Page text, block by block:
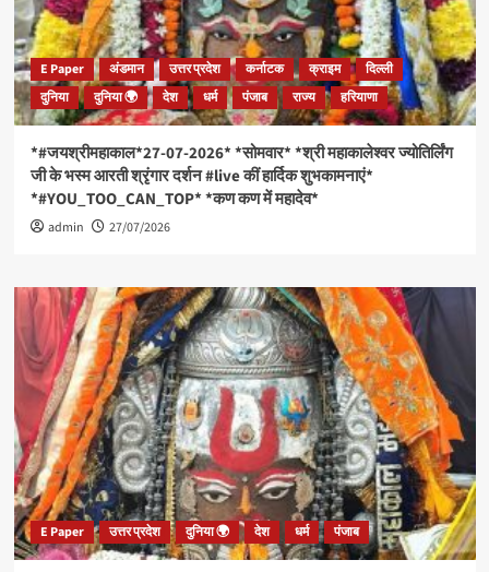
E Paper अंडमान उत्तर प्रदेश कर्नाटक क्राइम
दिल्ली
दुनिया
दुनिया 🌍 देश धर्म पंजाब राज्य हरियाणा
*#जयश्रीमहाकाल*27-07-2026* *सोमवार* *श्री महाकालेश्वर ज्योतिर्लिंग
जी के भस्म आरती श्रृंगार दर्शन #live कीं हार्दिक शुभकामनाएं*
*#YOU_TOO_CAN_TOP* *कण कण में महादेव*
admin 27/07/2026
E Paper उत्तर प्रदेश दुनिया 🌍 देश धर्म पंजाब